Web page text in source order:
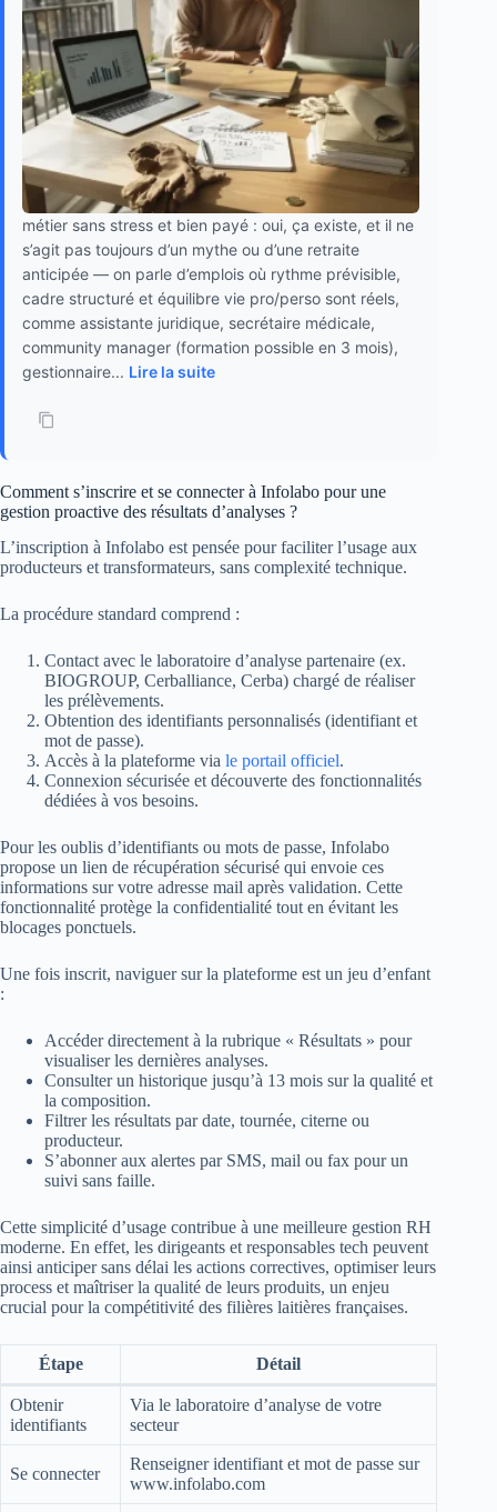
métier sans stress et bien payé : oui, ça existe, et il ne
s’agit pas toujours d’un mythe ou d’une retraite
anticipée — on parle d’emplois où rythme prévisible,
cadre structuré et équilibre vie pro/perso sont réels,
comme assistante juridique, secrétaire médicale,
community manager (formation possible en 3 mois),
gestionnaire... Lire la suite
Comment s’inscrire et se connecter à Infolabo pour une
gestion proactive des résultats d’analyses ?
L’inscription à Infolabo est pensée pour faciliter l’usage aux
producteurs et transformateurs, sans complexité technique.
La procédure standard comprend :
Contact avec le laboratoire d’analyse partenaire (ex.
BIOGROUP, Cerballiance, Cerba) chargé de réaliser
les prélèvements.
Obtention des identifiants personnalisés (identifiant et
mot de passe).
Accès à la plateforme via le portail officiel.
Connexion sécurisée et découverte des fonctionnalités
dédiées à vos besoins.
Pour les oublis d’identifiants ou mots de passe, Infolabo
propose un lien de récupération sécurisé qui envoie ces
informations sur votre adresse mail après validation. Cette
fonctionnalité protège la confidentialité tout en évitant les
blocages ponctuels.
Une fois inscrit, naviguer sur la plateforme est un jeu d’enfant
:
Accéder directement à la rubrique « Résultats » pour
visualiser les dernières analyses.
Consulter un historique jusqu’à 13 mois sur la qualité et
la composition.
Filtrer les résultats par date, tournée, citerne ou
producteur.
S’abonner aux alertes par SMS, mail ou fax pour un
suivi sans faille.
Cette simplicité d’usage contribue à une meilleure gestion RH
moderne. En effet, les dirigeants et responsables tech peuvent
ainsi anticiper sans délai les actions correctives, optimiser leurs
process et maîtriser la qualité de leurs produits, un enjeu
crucial pour la compétitivité des filières laitières françaises.
Étape Détail
Obtenir
identifiants
Via le laboratoire d’analyse de votre
secteur
Se connecter
Renseigner identifiant et mot de passe sur
www.infolabo.com